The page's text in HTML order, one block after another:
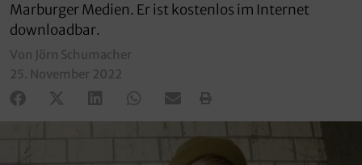
Marburger Medien. Er ist kostenlos im Internet
downloadbar.
Von Jörn Schumacher
25. November 2022